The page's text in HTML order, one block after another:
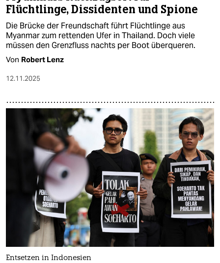
Flüchtlinge, Dissidenten und Spione
Die Brücke der Freundschaft führt Flüchtlinge aus
Myanmar zum rettenden Ufer in Thailand. Doch viele
müssen den Grenzfluss nachts per Boot überqueren.
Von Robert Lenz
12.11.2025
Entsetzen in Indonesien